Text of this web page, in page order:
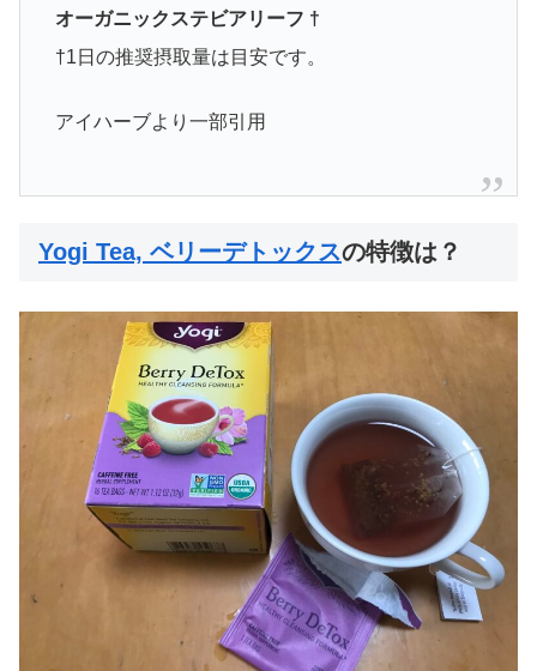
オーガニックステビアリーフ †
†1日の推奨摂取量は目安です。
アイハーブより一部引用
Yogi Tea, ベリーデトックスの特徴は？